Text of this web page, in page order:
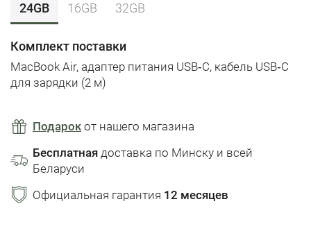
24GB
16GB 32GB
Комплект поставки
MacBook Air, адаптер питания USB‑C, кабель USB‑C
для зарядки (2 м)
Подарок от нашего магазина
Бесплатная доставка по Минску и всей
Беларуси
Официальная гарантия 12 месяцев